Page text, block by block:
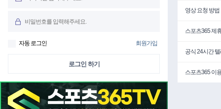
자동 로그인 회원가입
로그인 하기
영상 요청 방법
스포츠365 제
공식 24시간
스포츠365 이